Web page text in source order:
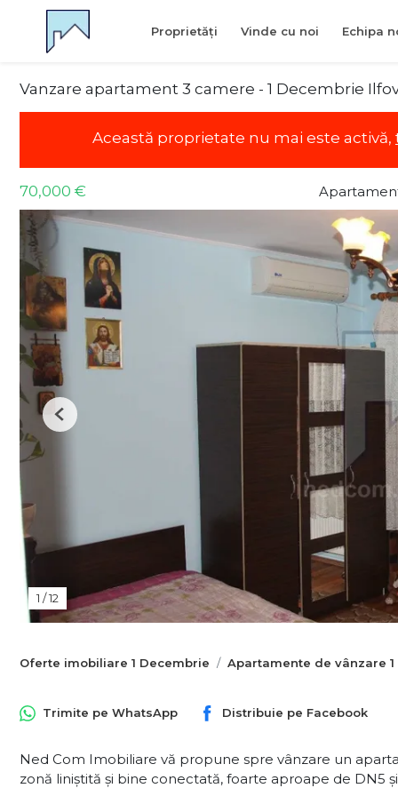
Proprietăți Vinde cu noi Echipa
Vanzare apartament 3 camere - 1 Decembrie
Această proprietate nu mai este activă,
70,000 €
1 /12
Previous
Oferte imobiliare 1 Decembrie Apartamente de vânzare
Trimite pe WhatsApp Distribuie pe Facebook
Ned Com Imobiliare vă propune spre vânzare un
zonă liniștită și bine conectată, foarte aproape de DN5